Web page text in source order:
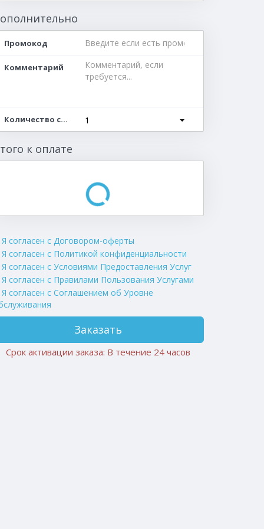
Промокод
Комментарий
Количество серверов 1
к оплате
Я согласен с Договором-оферты
Я согласен с Политикой конфиденциальности
Я согласен с Условиями Предоставления Услуг
Я согласен с Правилами Пользования Услугами
Я согласен c Соглашением об Уровне
Заказать
Срок активации заказа: В течение 24 часов